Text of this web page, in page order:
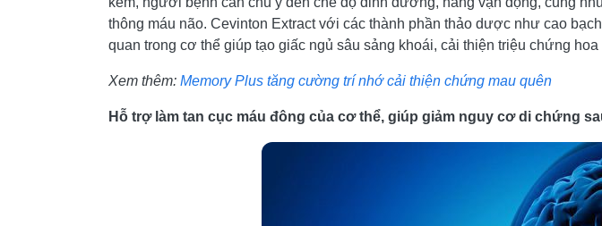
thông máu não. Cevinton Extract với các thành phần thảo dược như cao
quan trong cơ thể giúp tạo giấc ngủ sâu sảng khoái, cải thiện triệu chứng hoa
Xem thêm: Memory Plus tăng cường trí nhớ cải thiện chứng mau quên
Hỗ trợ làm tan cục máu đông của cơ thể, giúp giảm nguy cơ di chứng